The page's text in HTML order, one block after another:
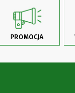
PROMOCJA